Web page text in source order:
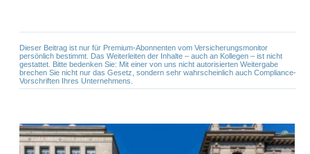
Dieser Beitrag ist nur für Premium-Abonnenten vom Versicherungsmonitor
persönlich bestimmt. Das Weiterleiten der Inhalte – auch an Kollegen – ist nicht
gestattet. Bitte bedenken Sie: Mit einer von uns nicht autorisierten Weitergabe
brechen Sie nicht nur das Gesetz, sondern sehr wahrscheinlich auch Compliance-
Vorschriften Ihres Unternehmens.